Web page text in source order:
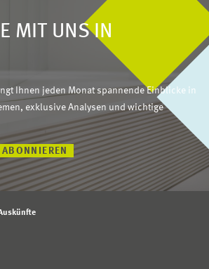
MIT UNS IN
Ihnen jeden Monat spannende Einblicke in
exklusive Analysen und wichtige